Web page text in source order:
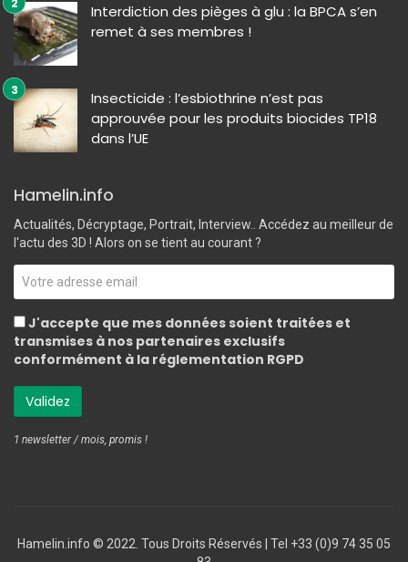
Interdiction des pièges à glu : la BPCA s’en
remet à ses membres !
Insecticide : l’esbiothrine n’est pas
approuvée pour les produits biocides TP18
dans l’UE
Hamelin.info
Actualités, Décryptage, Portrait, Interview.. Accédez au meilleur de
l'actu des 3D ! Alors on se tient au courant ?
J'accepte que mes données soient traitées et
transmises à nos partenaires exclusifs
conformément à la réglementation RGPD
1 newsletter / mois, promis !
Hamelin.info © 2022. Tous Droits Réservés ‎| Tel +33 (0)9 74 35 05